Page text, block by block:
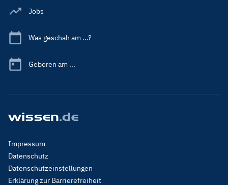
Jobs
Was geschah am ...?
Geboren am ...
Footer
Menu
Legal
Impressum
Datenschutz
Datenschutzeinstellungen
Erklärung zur Barrierefreiheit